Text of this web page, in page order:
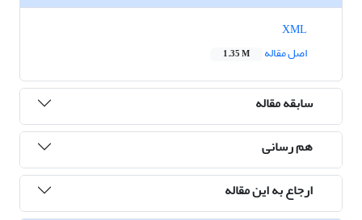
اصل مقاله
1.35 M
سابقه مقاله
هم رسانی
ارجاع به این مقاله